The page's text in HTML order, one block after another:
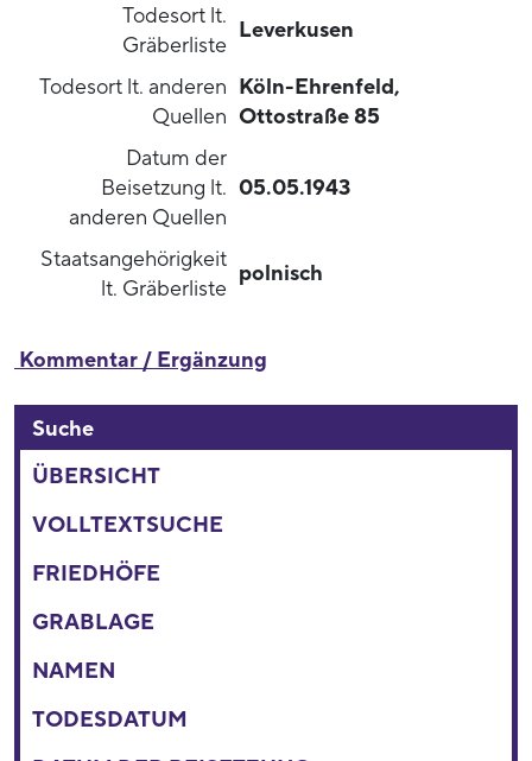
Todesort lt.
Gräberliste
Leverkusen
Todesort lt. anderen
Quellen
Köln-Ehrenfeld,
Ottostraße 85
Datum der
Beisetzung lt.
anderen Quellen
05.05.1943
Staatsangehörigkeit
lt. Gräberliste
polnisch
Kommentar / Ergänzung
Suche
ÜBERSICHT
VOLLTEXTSUCHE
FRIEDHÖFE
GRABLAGE
NAMEN
TODESDATUM